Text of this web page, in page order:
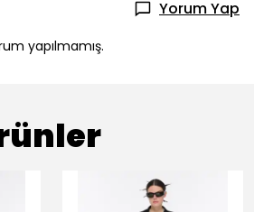
Yorum Yap
yapılmamış.